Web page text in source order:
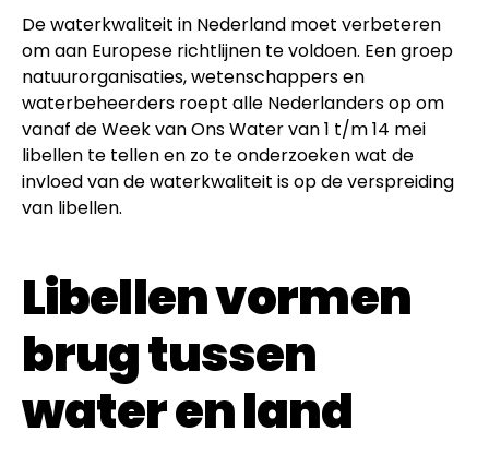
De waterkwaliteit in Nederland moet verbeteren
om aan Europese richtlijnen te voldoen. Een groep
natuurorganisaties, wetenschappers en
waterbeheerders roept alle Nederlanders op om
vanaf de Week van Ons Water van 1 t/m 14 mei
libellen te tellen en zo te onderzoeken wat de
invloed van de waterkwaliteit is op de verspreiding
van libellen.
Libellen vormen
brug tussen
water en land